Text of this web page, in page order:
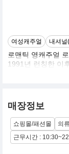
여성캐주얼 내셔널
로맨틱 영캐주얼
1991년 런칭한 이
페미닌한 세미정
안합니다
매장정보
쇼핑몰/패션몰 의류
근무시간 :